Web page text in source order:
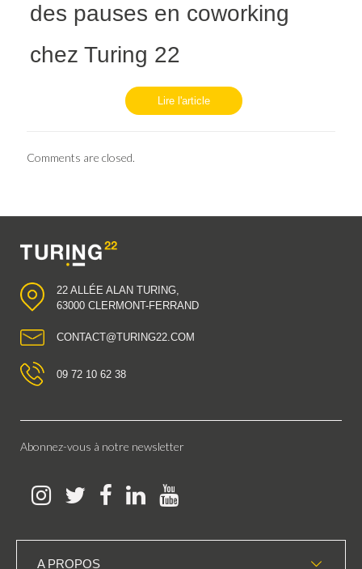
des pauses en coworking
chez Turing 22
Lire l'article
Comments are closed.
22 ALLÉE ALAN TURING,
63000 CLERMONT-FERRAND
CONTACT@TURING22.COM
09 72 10 62 38
Abonnez-vous à notre newsletter
A PROPOS